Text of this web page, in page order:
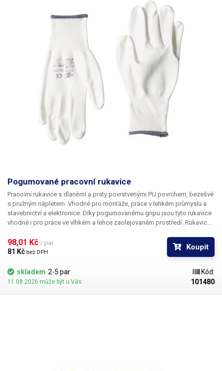
Pogumované pracovní rukavice
Pracovní rukavice s dlaněmi a prsty povrstvenými PU povrchem, bezešvé
s pružným nápletem. Vhodné pro montáže, práce v lehkém průmyslu a
stavebnictví a elektronice. Díky pogumovanému gripu jsou tyto rukavice
vhodné i pro práce ve vlhkém a lehce zaolejovaném prostředí. Rukavice
prstů. Materiál: Polyesterový bezešvý úplet, PU Velikost: 10/XL
98,01 Kč / par
81 Kč bez DPH
Koupit
skladem 2-5 par
11.08.2026 může být u Vás
Kód:
101480